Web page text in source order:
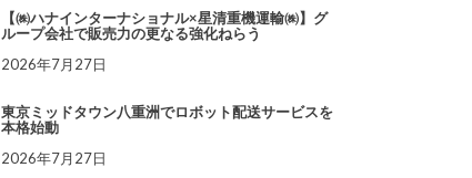
【㈱ハナインターナショナル×星清重機運輸㈱】グ
ループ会社で販売力の更なる強化ねらう
2026年7月27日
東京ミッドタウン八重洲でロボット配送サービスを
本格始動
2026年7月27日